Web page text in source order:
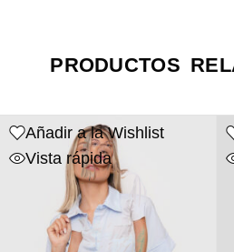
PRODUCTOS
Añadir a la Wishlist
Vista rápida